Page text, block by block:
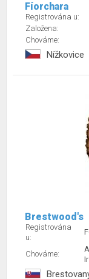
Fíorchara
Registrována u:
Založena:
Chováme:
Nížkovice
Brestwood's
Registrována
u:
Chováme: